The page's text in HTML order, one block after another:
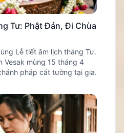
Tư: Phật Đản, Đi Chùa
Lễ tiết âm lịch tháng Tư.
Vesak mùng 15 tháng 4
pháp cát tường tại gia.